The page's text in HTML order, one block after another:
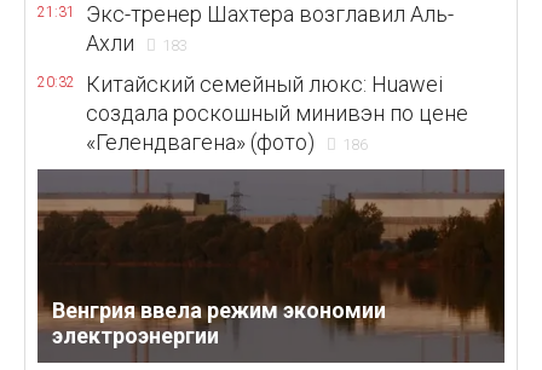
21:31
Экс-тренер Шахтера возглавил Аль-
Ахли
183
20:32
Китайский семейный люкс: Huawei
создала роскошный минивэн по цене
«Гелендвагена» (фото)
186
Венгрия ввела режим экономии
электроэнергии